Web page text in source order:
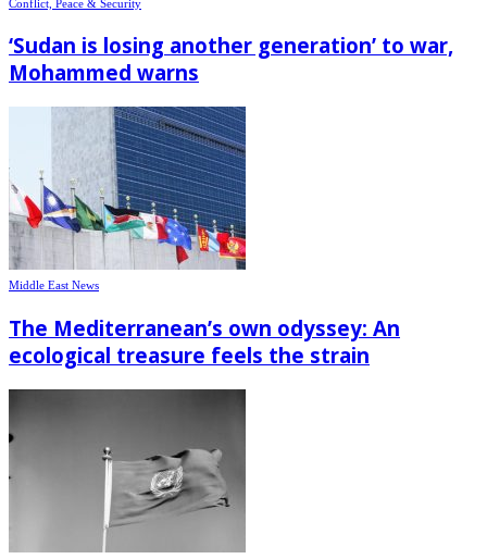
Conflict, Peace & Security
‘Sudan is losing another generation’ to war,
Mohammed warns
Middle East News
The Mediterranean’s own odyssey: An
ecological treasure feels the strain